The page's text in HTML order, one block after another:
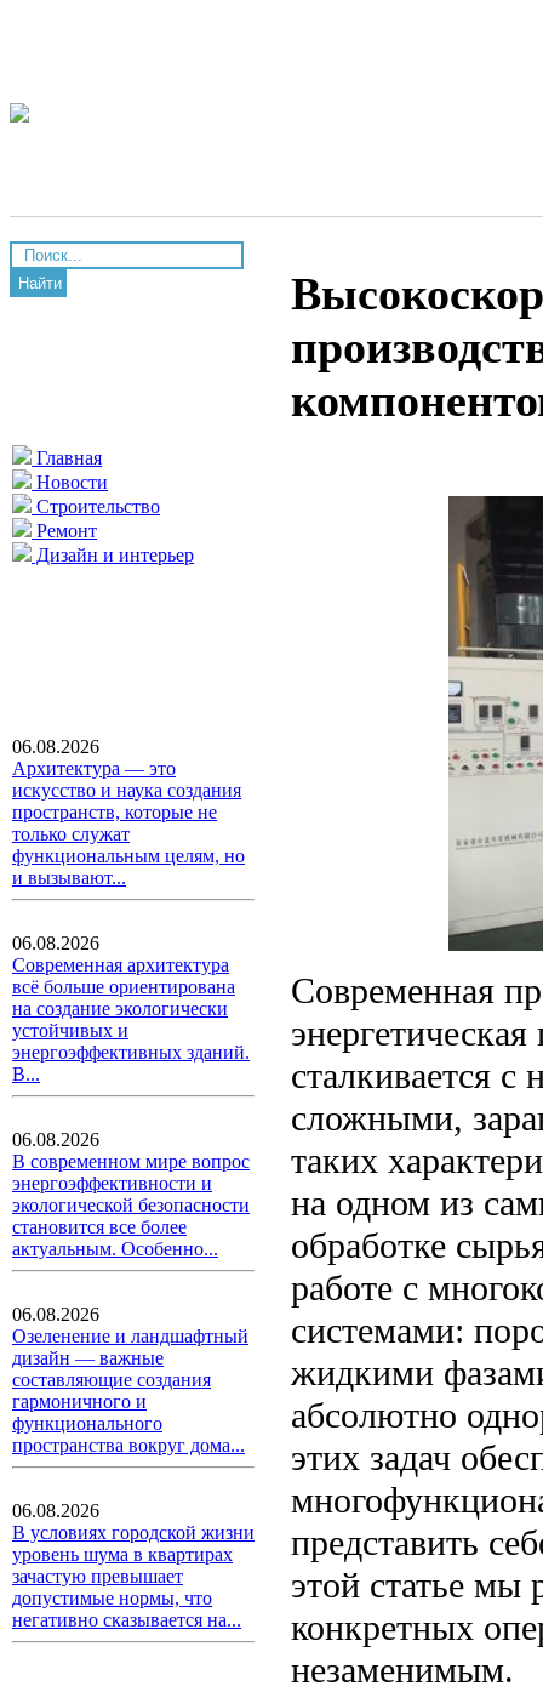
Найти
Главная
Новости
Строительство
Ремонт
Дизайн и интерьер
06.08.2026
Архитектура — это
искусство и наука создания
пространств, которые не
только служат
функциональным целям, но
и вызывают...
06.08.2026
Современная архитектура
всё больше ориентирована
на создание экологически
устойчивых и
энергоэффективных зданий.
В...
06.08.2026
В современном мире вопрос
энергоэффективности и
экологической безопасности
становится все более
актуальным. Особенно...
06.08.2026
Озеленение и ландшафтный
дизайн — важные
составляющие создания
гармоничного и
функционального
пространства вокруг дома...
06.08.2026
В условиях городской жизни
уровень шума в квартирах
зачастую превышает
допустимые нормы, что
негативно сказывается на...
Современная
сталкивается с
сложными,
таких
на одном из
обработке
работе с
системами:
жидкими
абсолютно
этих задач
представить
этой статье мы
конкретных
незаменимым.